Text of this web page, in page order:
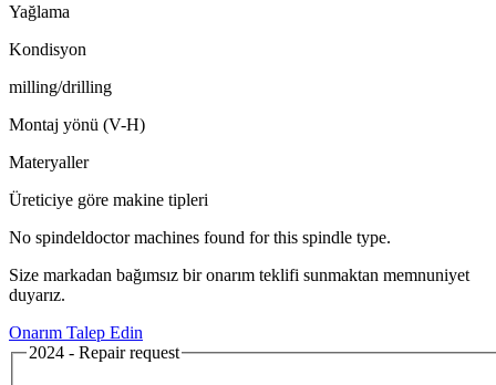
Yağlama
Kondisyon
milling/drilling
Montaj yönü (V-H)
Materyaller
Üreticiye göre makine tipleri
No spindeldoctor machines found for this spindle type.
Size markadan bağımsız bir onarım teklifi sunmaktan memnuniyet
duyarız.
Onarım Talep Edin
2024 - Repair request